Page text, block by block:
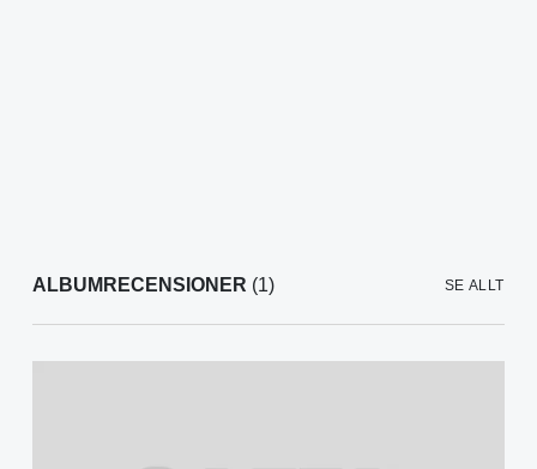
ALBUMRECENSIONER (1) SE ALLT